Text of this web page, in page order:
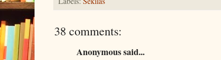
38 comments:
Anonymous said...